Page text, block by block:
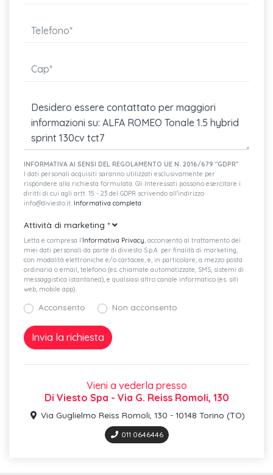
V scudetto nero opaco
Cerchi in lega da 18" diamantati nero lucido con pneumatici
Wireless apple car play / android auto
Body kit nero lucido con skidplate con inserti laterali e
Luce abbagliante / anabbagliante automatica
Sedili in tessuto nero con inserti in vinile con logo
Keyless go
INFORMATIVA AI SENSI DEL REGOLAMENTO UE N. 2016/679 "GDPR"
I dati personali acquisiti saranno utilizzati esclusivamente per
rispondere alla richiesta formulata. Gli Interessati possono esercitare i
diritti di cui agli artt. 15 - 23 del GDPR scrivendo all'indirizzo
info@diviesto.it. Informativa completa.
Attività di marketing *
Letta e compresa l’Informativa Privacy, acconsento al trattamento dei
miei dati personali da parte di diviesto S.p.A. per finalità di marketing,
con modalità elettroniche e/o cartacee, e, in particolare, a mezzo posta
ordinaria o email, telefono (es. chiamate automatizzate, SMS, sistemi di
messaggistica istantanea), e qualsiasi altro canale informatico (es. siti
web, mobile app).
Acconsento Non acconsento
Vieni a vederla presso
Di Viesto Spa - Via G. Reiss Romoli, 130
Via Guglielmo Reiss Romoli, 130 - 10148 Torino (TO)
011 0646446